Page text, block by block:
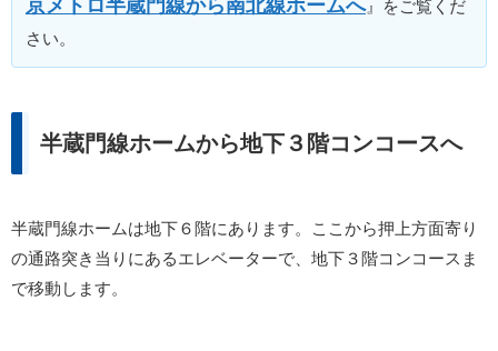
京メトロ半蔵門線から南北線ホームへ』をご覧くだ
さい。
半蔵門線ホームから地下３階コンコースへ
半蔵門線ホームは地下６階にあります。ここから押上方面寄り
の通路突き当りにあるエレベーターで、地下３階コンコースま
で移動します。